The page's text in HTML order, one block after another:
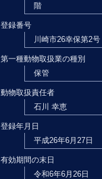
階
登録番号
川崎市26幸保第2号
第一種動物取扱業の種別
保管
動物取扱責任者
石川 幸恵
登録年月日
平成26年6月27日
有効期間の末日
令和6年6月26日